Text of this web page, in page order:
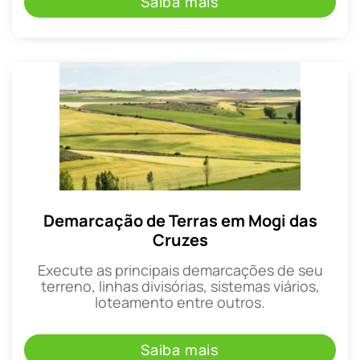
Demarcação de Terras em Mogi das
Cruzes
Execute as principais demarcações de seu
terreno, linhas divisórias, sistemas viários,
loteamento entre outros.
Saiba mais